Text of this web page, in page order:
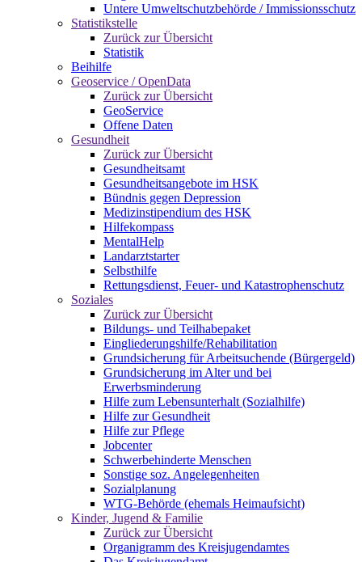
Untere Umweltschutzbehörde / Immissionsschutz
Statistikstelle
Zurück zur Übersicht
Statistik
Beihilfe
Geoservice / OpenData
Zurück zur Übersicht
GeoService
Offene Daten
Gesundheit
Zurück zur Übersicht
Gesundheitsamt
Gesundheitsangebote im HSK
Bündnis gegen Depression
Medizinstipendium des HSK
Hilfekompass
MentalHelp
Landarztstarter
Selbsthilfe
Rettungsdienst, Feuer- und Katastrophenschutz
Soziales
Zurück zur Übersicht
Bildungs- und Teilhabepaket
Eingliederungshilfe/Rehabilitation
Grundsicherung für Arbeitsuchende (Bürgergeld)
Grundsicherung im Alter und bei
Erwerbsminderung
Hilfe zum Lebensunterhalt (Sozialhilfe)
Hilfe zur Gesundheit
Hilfe zur Pflege
Jobcenter
Schwerbehinderte Menschen
Sonstige soz. Angelegenheiten
Sozialplanung
WTG-Behörde (ehemals Heimaufsicht)
Kinder, Jugend & Familie
Zurück zur Übersicht
Organigramm des Kreisjugendamtes